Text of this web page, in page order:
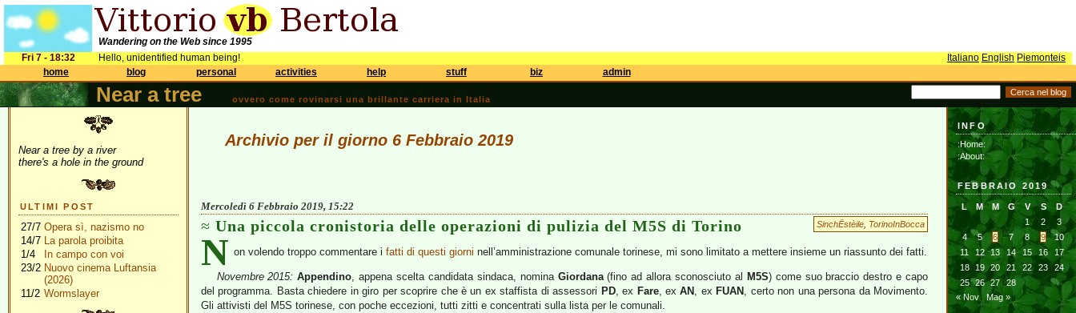
Wandering on the Web since 1995
Fri 7 - 18:32
Hello, unidentified human being! Italiano English Piemonteis
home
blog personal activities help stuff biz admin
Near a tree ovvero come rovinarsi una brillante carriera in Italia
Near a tree by a river
there's a hole in the ground
ULTIMI POST
27/7 Opera sì, nazismo no
14/7 La parola proibita
1/4
In campo con voi
23/2 Nuovo cinema Luftansia
(2026)
11/2 Wormslayer
Archivio per il giorno 6 Febbraio 2019
Mercoledì 6 Febbraio 2019, 15:22
SinchËstèile TorinoInBocca
Una piccola cronistoria delle operazioni di pulizia del M5S di Torino
N on volendo troppo commentare i fatti di questi giorni nell’amministrazione comunale torinese, mi sono limitato a mettere insieme un riassunto dei fatti.
Novembre 2015: Appendino, appena scelta candidata sindaca, nomina Giordana(fino ad allora sconosciuto al M5S) come suo braccio destro e capo
del programma. Basta chiedere in giro per scoprire che è un ex staffista di assessori PD, ex Fare, exAN , ex FUAN , certo non una persona da Movimento.
Gli attivisti del M5S torinese, con poche eccezioni, tutti zitti e concentrati sulla lista per le comunali.
INFO
:Home:
:About:
FEBBRAIO 2019
L M M G V S
D
1
2
3
4
5 6 7 8 9
10
11
12 13 14 15 16
17
18
19 20 21 22 23
24
25 26 27
28
« Nov
Mag »